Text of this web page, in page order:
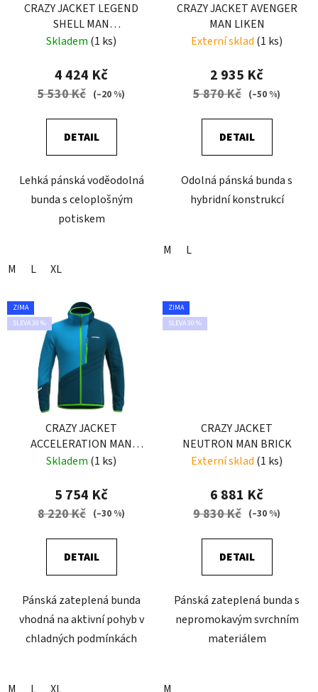
CRAZY JACKET LEGEND
SHELL MAN
CAMOUFLAGE
Skladem (1 ks)
4 424 Kč
5 530 Kč (–20 %)
DETAIL
Lehká pánská voděodolná
bunda s celoplošným
potiskem
M L XL
CRAZY JACKET AVENGER
MAN LIKEN
Externí sklad (1 ks)
2 935 Kč
5 870 Kč (–50 %)
DETAIL
Odolná pánská bunda s
hybridní konstrukcí
M L
ZIMA
SLEVA 30 %
CRAZY JACKET
ACCELERATION MAN
GALAXY
Skladem (1 ks)
5 754 Kč
8 220 Kč (–30 %)
DETAIL
Pánská zateplená bunda
vhodná na aktivní pohyb v
chladných podmínkách
ZIMA
SLEVA 30 %
CRAZY JACKET
NEUTRON MAN BRICK
Externí sklad (1 ks)
6 881 Kč
9 830 Kč (–30 %)
DETAIL
Pánská zateplená bunda s
nepromokavým svrchním
materiálem